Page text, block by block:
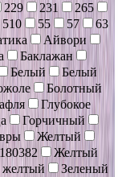
229 231
265
510 55 57
63
Айвори
Баклажан
Белый
Белый
Болотный
Глубокое
Горчичный
Желтый
Желтый
желтый
Зеленый